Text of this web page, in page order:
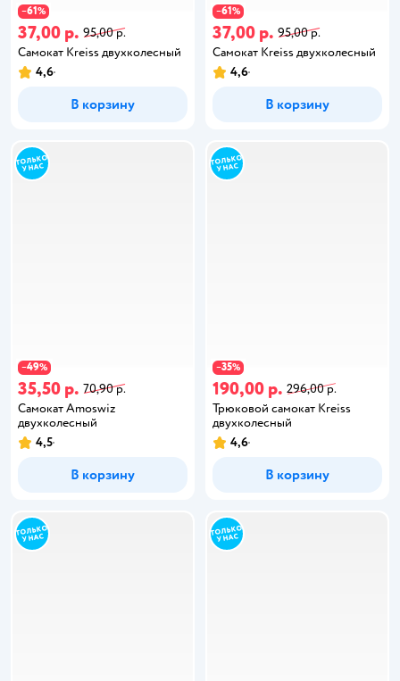
−61%
37,00 р. 95,00 р.
Самокат Kreiss двухколесный
4,6
В корзину
−61%
37,00 р. 95,00 р.
Самокат Kreiss двухколесный
4,6
В корзину
−49%
35,50 р. 70,90 р.
Самокат Amoswiz
двухколесный
4,5
В корзину
−35%
190,00 р. 296,00 р.
Трюковой самокат Kreiss
двухколесный
4,6
В корзину